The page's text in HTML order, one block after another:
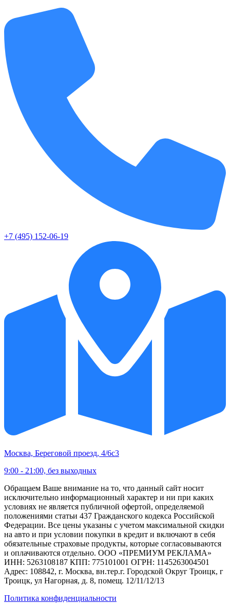
+7 (495) 152-06-19
Москва, Береговой проезд, 4/6с3
9:00 - 21:00, без выходных
Обращаем Ваше внимание на то, что данный сайт носит
исключительно информационный характер и ни при каких
условиях не является публичной офертой, определяемой
положениями статьи 437 Гражданского кодекса Российской
Федерации. Все цены указаны с учетом максимальной скидки
на авто и при условии покупки в кредит и включают в себя
обязательные страховые продукты, которые согласовываются
и оплачиваются отдельно. ООО «ПРЕМИУМ РЕКЛАМА»
ИНН: 5263108187 КПП: 775101001 ОГРН: 1145263004501
Адрес: 108842, г. Москва, вн.тер.г. Городской Округ Троицк, г
Троицк, ул Нагорная, д. 8, помещ. 12/11/12/13
Политика конфиденциальности